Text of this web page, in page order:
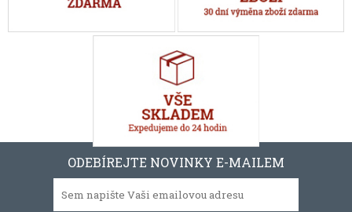
ODEBÍREJTE NOVINKY E-MAILEM